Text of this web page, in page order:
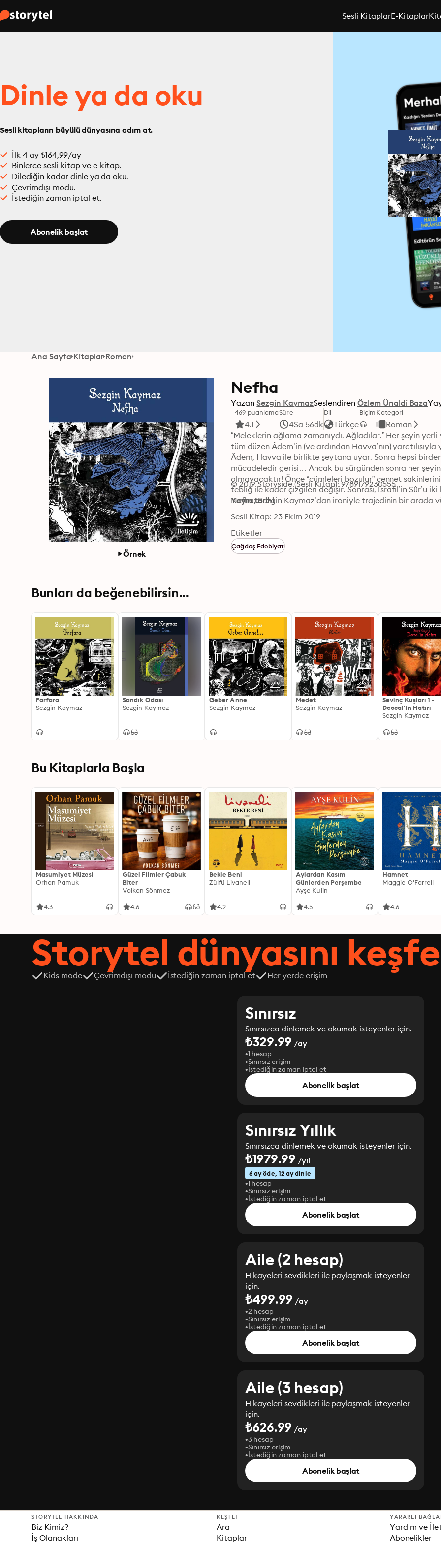
Sesli KitaplarE-Kitaplar
Dinle ya da oku
Sesli kitapların büyülü dünyasına adım at.
İlk 4 ay ₺164,99/ay
Binlerce sesli kitap ve e-kitap.
Dilediğin kadar dinle ya da oku.
Çevrimdışı modu.
İstediğin zaman iptal et.
Abonelik başlat
Ana Sayfa Kitaplar Roman
Örnek
Nefha
Yazan Sezgin KaymazSeslendiren Özlem Ünaldi Baza
469 puanlama
4.1
Süre
4Sa 56dk
Dil
Türkçe
BiçimKategori
Roman
“Meleklerin ağlama zamanıydı. Ağladılar.” Her şeyin
tüm düzen Âdem’in (ve ardından Havva’nın)
Âdem, Havva ile birlikte şeytana uyar. Sonra hepsi
mücadeledir gerisi… Ancak bu sürgünden sonra her
olmayacaktır! Önce “cümleleri bozulur” cennet
tebliğ ile kader çizgileri değişir. Sonrası, İsrafil’in Sûr’u
Nefha, Sezgin Kaymaz’dan ironiyle trajedinin bir arada
© 2019 Storyside (Sesli Kitap): 9789179230555
Yayın tarihi
Sesli Kitap: 23 Ekim 2019
Etiketler
Çağdaş Edebiyat
Bunları da beğenebilirsin...
Farfara
Sezgin Kaymaz
Sandık Odası
Sezgin Kaymaz
Geber Anne
Sezgin Kaymaz
Medet
Sezgin Kaymaz
Sevinç Kuşları 1 -
Deccal'in Hatırı
Sezgin Kaymaz
Bu Kitaplarla Başla
Masumiyet Müzesi
Orhan Pamuk
4.3
Güzel Filmler Çabuk
Biter
Volkan Sönmez
4.6
Bekle Beni
Zülfü Livaneli
4.2
Aylardan Kasım
Günlerden Perşembe
Ayşe Kulin
4.5
Hamnet
Maggie O'Farrell
4.6
Storytel dünyasını
Kids mode Çevrimdışı modu İstediğin zaman iptal et Her yerde erişim
Sınırsız
Sınırsızca dinlemek ve okumak isteyenler için.
₺329.99 /ay
1 hesap
Sınırsız erişim
İstediğin zaman iptal et
Abonelik başlat
Sınırsız Yıllık
Sınırsızca dinlemek ve okumak isteyenler için.
₺1979.99 /yıl
6 ay öde, 12 ay dinle
1 hesap
Sınırsız erişim
İstediğin zaman iptal et
Abonelik başlat
Aile (2 hesap)
Hikayeleri sevdikleri ile paylaşmak isteyenler
için.
₺499.99 /ay
2 hesap
Sınırsız erişim
İstediğin zaman iptal et
Abonelik başlat
Aile (3 hesap)
Hikayeleri sevdikleri ile paylaşmak isteyenler
için.
₺626.99 /ay
3 hesap
Sınırsız erişim
İstediğin zaman iptal et
Abonelik başlat
STORYTEL HAKKINDA
Biz Kimiz?
İş Olanakları
KEŞFET
Ara
Kitaplar
YARARLI
Yardım ve
Abonelikler